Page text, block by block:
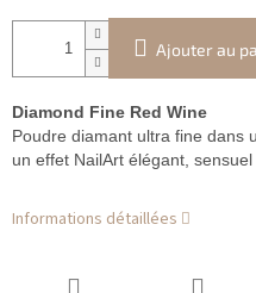
Ajouter au
Diamond Fine Red Wine
Poudre diamant ultra fine dans
un effet NailArt élégant,
Informations détaillées